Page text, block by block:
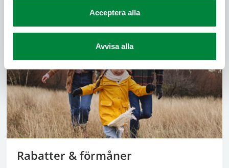
Acceptera alla
Avvisa alla
förmåner och rabatter för dig som bilist.
Rabatter & förmåner